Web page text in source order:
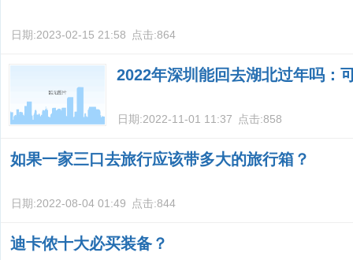
日期:2023-02-15 21:58 点击:864
2022年深圳能回去湖北过年吗：
日期:2022-11-01 11:37 点击:858
如果一家三口去旅行应该带多大的旅行箱？
日期:2022-08-04 01:49 点击:844
迪卡侬十大必买装备？